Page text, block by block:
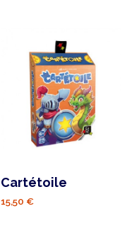
Cartétoile
15,50 €